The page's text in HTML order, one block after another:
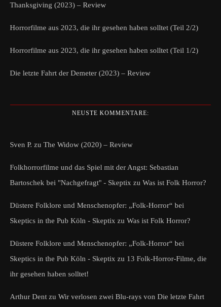
Thanksgiving (2023) – Review
Horrorfilme aus 2023, die ihr gesehen haben solltet (Teil 2/2)
Horrorfilme aus 2023, die ihr gesehen haben solltet (Teil 1/2)
Die letzte Fahrt der Demeter (2023) – Review
NEUSTE KOMMENTARE:
Sven P. zu The Widow (2020) – Review
Folkhorrorfilme und das Spiel mit der Angst: Sebastian
Bartoschek bei "Nachgefragt" - Skeptix zu Was ist Folk Horror?
Düstere Folklore und Menschenopfer: „Folk-Horror“ bei
Skeptics in the Pub Köln - Skeptix zu Was ist Folk Horror?
Düstere Folklore und Menschenopfer: „Folk-Horror“ bei
Skeptics in the Pub Köln - Skeptix zu 13 Folk-Horror-Filme, die
ihr gesehen haben solltet!
Arthur Dent zu Wir verlosen zwei Blu-rays von Die letzte Fahrt